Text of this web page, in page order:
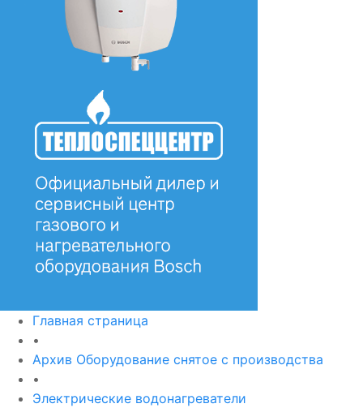
Главная страница
•
Архив Оборудование снятое с производства
•
Электрические водонагреватели